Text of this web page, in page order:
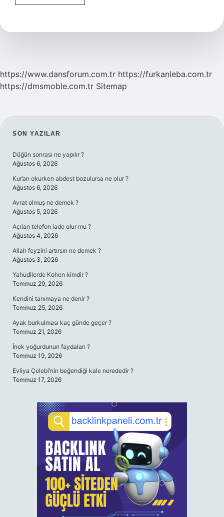
Hangi
https://www.dansforum.com.tr https://furkanleba.com.tr
https://dmsmoble.com.tr Sitemap
SIDEBAR
SON YAZILAR
Düğün sonrası ne yapılır ?
Ağustos 6, 2026
Kur’an okurken abdest bozulursa ne olur ?
Ağustos 6, 2026
Avrat olmuş ne demek ?
Ağustos 5, 2026
Açılan telefon iade olur mu ?
Ağustos 4, 2026
Allah feyzini artırsın ne demek ?
Ağustos 3, 2026
Yahudilerde Kohen kimdir ?
Temmuz 29, 2026
Kendini tanımaya ne denir ?
Temmuz 25, 2026
Ayak burkulması kaç günde geçer ?
Temmuz 21, 2026
İnek yoğurdunun faydaları ?
Temmuz 19, 2026
Evliya Çelebi’nin beğendiği kale nerededir ?
Temmuz 17, 2026